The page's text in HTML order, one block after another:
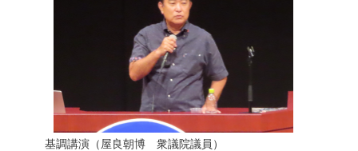
基調講演（屋良朝博 衆議院議員）